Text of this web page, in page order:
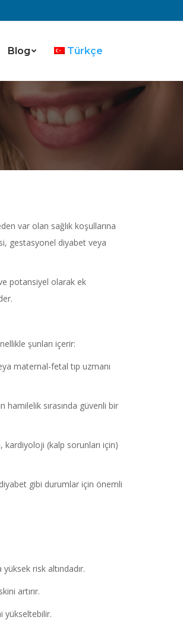
Blog Türkçe
var olan sağlık koşullarına
gestasyonel diyabet veya
potansiyel olarak ek
şunları içerir:
maternal-fetal tıp uzmanı
sırasında güvenli bir
kardiyoloji (kalp sorunları için)
gibi durumlar için önemli
risk altındadır.
artırır.
yükseltebilir.